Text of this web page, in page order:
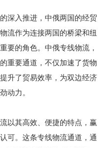
深入推进，中俄两国的经贸
流作为连接两国的桥梁和纽
要的角色。中俄专线物流，
重要通道，不仅加速了货物
升了贸易效率，为双边经济
动力。
以其高效、便捷的特点，赢
可。这条专线物流通道，通